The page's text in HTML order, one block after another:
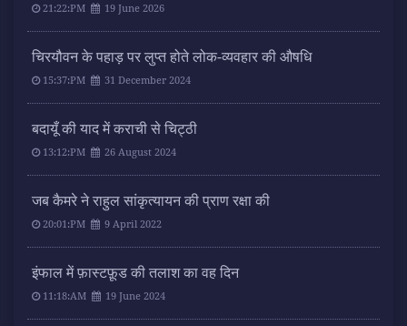
21:22:PM 19 June 2026
चिरयौवन के पहाड़ पर लुप्त होते लोक-व्यवहार की औषधि
15:37:PM 31 December 2024
बदायूँ की याद में कराची से चिट्ठी
13:12:PM 26 August 2024
जब कैमरे ने राहुल सांकृत्यायन की प्राण रक्षा की
20:01:PM 9 April 2022
इंफाल में फ़ास्टफ़ूड की तलाश का वह दिन
11:18:AM 19 June 2024